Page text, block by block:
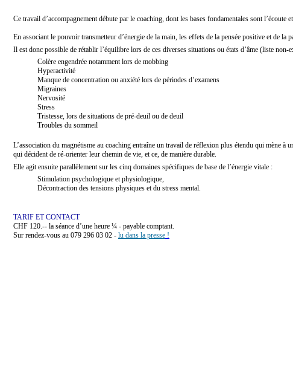
Ce travail d’accompagnement débute par le coaching, dont les bases fondamentales sont l’écoute
En associant le pouvoir transmetteur d’énergie de la main, les effets de la pensée positive et de
Il est donc possible de rétablir l’équilibre lors de ces diverses situations ou états d’âme (liste non-
Colère engendrée notamment lors de mobbing
Hyperactivité
Manque de concentration ou anxiété lors de périodes d’examens
Migraines
Nervosité
Stress
Tristesse, lors de situations de pré-deuil ou de deuil
Troubles du sommeil
L’association du magnétisme au coaching entraîne un travail de réflexion plus étendu qui mène à
qui décident de ré-orienter leur chemin de vie, et ce, de manière durable.
Elle agit ensuite parallèlement sur les cinq domaines spécifiques de base de l’énergie vitale :
Stimulation psychologique et physiologique,
Décontraction des tensions physiques et du stress mental.
TARIF ET CONTACT
CHF 120.-- la séance d’une heure ¼ - payable comptant.
Sur rendez-vous au 079 296 03 02 - lu dans la presse !